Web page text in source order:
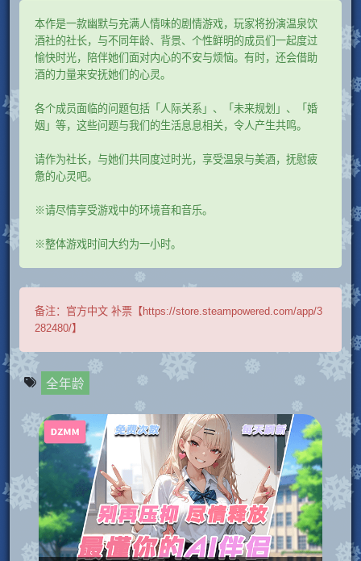
本作是一款幽默与充满人情味的剧情游戏，玩家将扮演温泉饮
酒社的社长，与不同年龄、背景、个性鲜明的成员们一起度过
愉快时光，陪伴她们面对内心的不安与烦恼。有时，还会借助
酒的力量来安抚她们的心灵。
各个成员面临的问题包括「人际关系」、「未来规划」、「婚
姻」等，这些问题与我们的生活息息相关，令人产生共鸣。
请作为社长，与她们共同度过时光，享受温泉与美酒，抚慰疲
惫的心灵吧。
※请尽情享受游戏中的环境音和音乐。
※整体游戏时间大约为一小时。
备注： 官方中文 补票【https://store.steampowered.com/app/3
282480/】
全年龄